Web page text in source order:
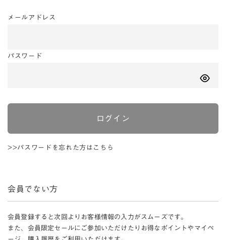
メールアドレス
パスワード
ログイン
>>パスワードを忘れた方はこちら
会員でない方
会員登録すると次回よりお客様情報の入力がスムーズです。
また、会員限定セールにご参加いただけたりお得なポイントやマイペ